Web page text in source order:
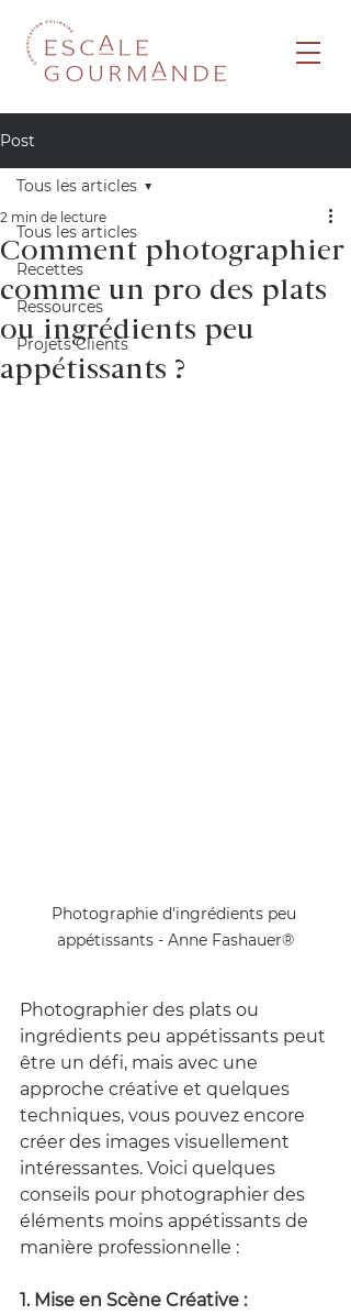
Post
Tous les articles
Recettes
Ressources
Projets Clients
Tous les articles
Comment photographier
comme un pro des plats
ou ingrédients peu
appétissants ?
2 min de lecture
Photographie d'ingrédients peu
appétissants - Anne Fashauer®
Photographier des plats ou
ingrédients peu appétissants peut
être un défi, mais avec une
approche créative et quelques
techniques, vous pouvez encore
créer des images visuellement
intéressantes. Voici quelques
conseils pour photographier des
éléments moins appétissants de
manière professionnelle :
1. Mise en Scène Créative :